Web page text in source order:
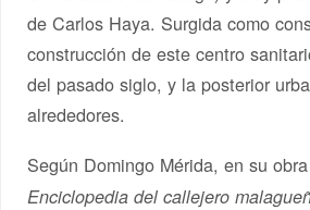
de Carlos Haya. Surgida como
construcción de este centro
del pasado siglo, y la posterior
alrededores.
Según Domingo Mérida, en su
Enciclopedia del callejero